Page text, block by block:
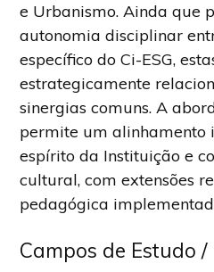
e Urbanismo. Ainda que
autonomia disciplinar
específico do Ci-ESG,
estrategicamente
sinergias comuns. A
permite um alinhamento
espírito da Instituição e
cultural, com extensões
pedagógica
Campos de Estudo